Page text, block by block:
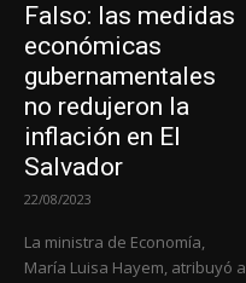
Falso: las medidas
económicas
gubernamentales
no redujeron la
inflación en El
Salvador
22/08/2023
La ministra de Economía,
María Luisa Hayem, atribuyó a